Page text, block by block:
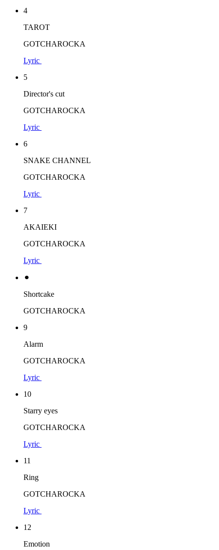
4
TAROT
GOTCHAROCKA
Lyric
5
Director's cut
GOTCHAROCKA
Lyric
6
SNAKE CHANNEL
GOTCHAROCKA
Lyric
7
AKAIEKI
GOTCHAROCKA
Lyric
⚫︎
Shortcake
GOTCHAROCKA
9
Alarm
GOTCHAROCKA
Lyric
10
Starry eyes
GOTCHAROCKA
Lyric
11
Ring
GOTCHAROCKA
Lyric
12
Emotion